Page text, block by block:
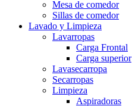
Mesa de comedor
Sillas de comedor
Lavado y Limpieza
Lavarropas
Carga Frontal
Carga superior
Lavasecarropa
Secarropas
Limpieza
Aspiradoras